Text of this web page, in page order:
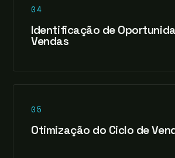
04
Identificação de
Vendas
05
Otimização do Ciclo de